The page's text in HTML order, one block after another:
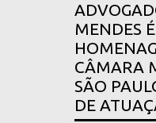
MENDES É
CÂMARA
SÃO
DE